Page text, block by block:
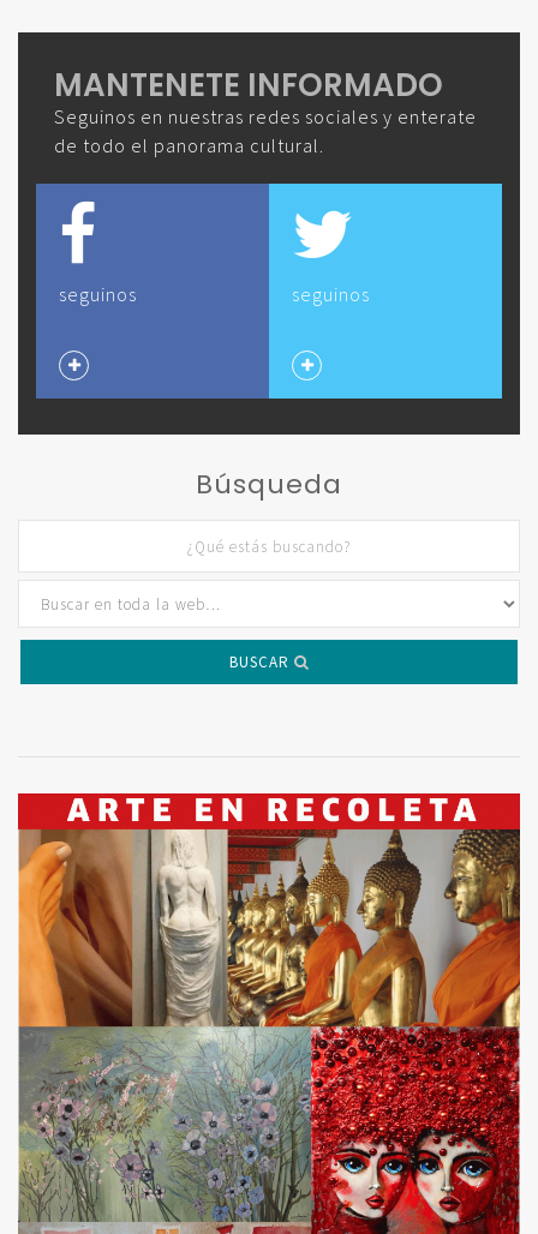
MANTENETE INFORMADO
Seguinos en nuestras redes sociales y enterate
de todo el panorama cultural.
seguinos seguinos
Búsqueda
BUSCAR